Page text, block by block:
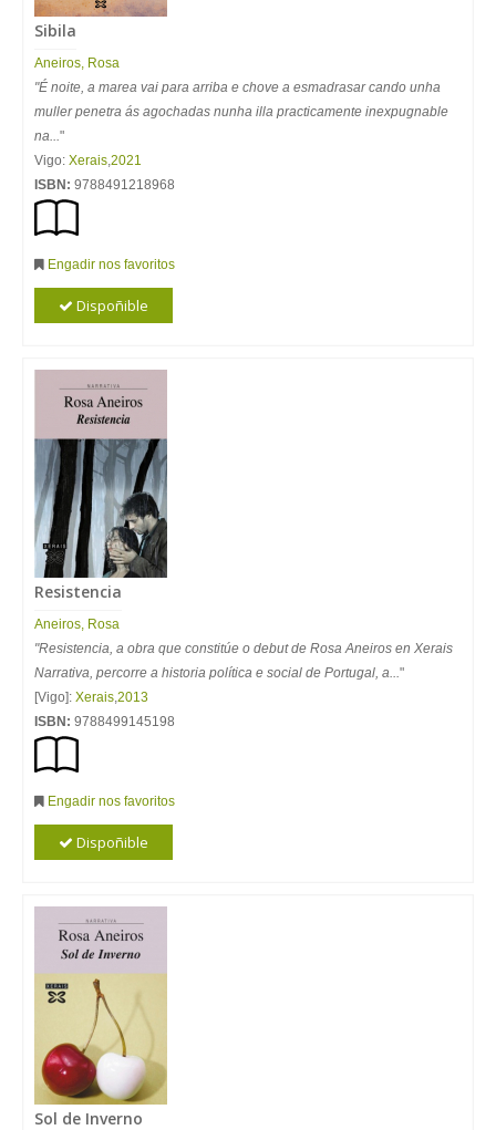
Sibila
Aneiros, Rosa
"É noite, a marea vai para arriba e chove a esmadrasar cando unha
muller penetra ás agochadas nunha illa practicamente inexpugnable
na..."
Vigo: Xerais,2021
ISBN: 9788491218968
Engadir nos favoritos
Dispoñible
Resistencia
Aneiros, Rosa
"Resistencia, a obra que constitúe o debut de Rosa Aneiros en Xerais
Narrativa, percorre a historia política e social de Portugal, a..."
[Vigo]: Xerais,2013
ISBN: 9788499145198
Engadir nos favoritos
Dispoñible
Sol de Inverno